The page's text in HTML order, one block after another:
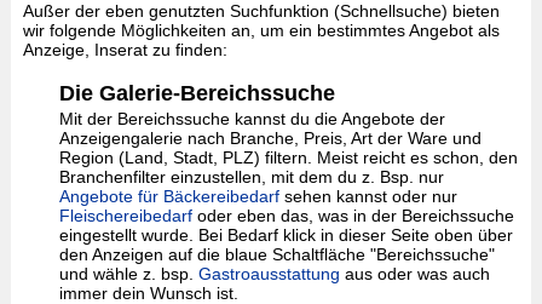
Außer der eben genutzten Suchfunktion (Schnellsuche) bieten
wir folgende Möglichkeiten an, um ein bestimmtes Angebot als
Anzeige, Inserat zu finden:
Die Galerie-Bereichssuche
Mit der Bereichssuche kannst du die Angebote der
Anzeigengalerie nach Branche, Preis, Art der Ware und
Region (Land, Stadt, PLZ) filtern. Meist reicht es schon, den
Branchenfilter einzustellen, mit dem du z. Bsp. nur
Angebote für Bäckereibedarfsehen kannst oder nur
Fleischereibedarfoder eben das, was in der Bereichssuche
eingestellt wurde. Bei Bedarf klick in dieser Seite oben über
den Anzeigen auf die blaue Schaltfläche "Bereichssuche"
und wähle z. bsp. Gastroausstattung aus oder was auch
immer dein Wunsch ist.